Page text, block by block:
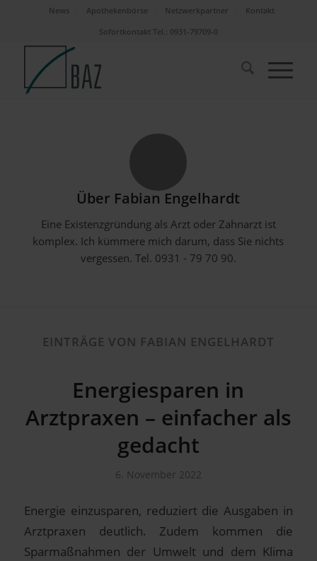
News Apothekenbörse Netzwerkpartner
Kontakt
Sofortkontakt Tel.: 0931-79709-0
Über Fabian Engelhardt
Eine Existenzgründung als Arzt oder Zahnarzt ist
komplex. Ich kümmere mich darum, dass Sie nichts
vergessen. Tel. 0931 - 79 70 90.
EINTRÄGE VON FABIAN ENGELHARDT
Energiesparen in
Arztpraxen – einfacher als
gedacht
6. November 2022
Energie einzusparen, reduziert die Ausgaben in
Arztpraxen deutlich. Zudem kommen die
Sparmaßnahmen der Umwelt und dem Klima